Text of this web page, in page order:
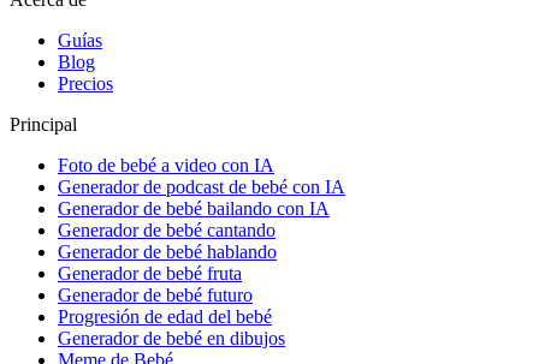
Guías
Blog
Precios
Principal
Foto de bebé a video con IA
Generador de podcast de bebé con IA
Generador de bebé bailando con IA
Generador de bebé cantando
Generador de bebé hablando
Generador de bebé fruta
Generador de bebé futuro
Progresión de edad del bebé
Generador de bebé en dibujos